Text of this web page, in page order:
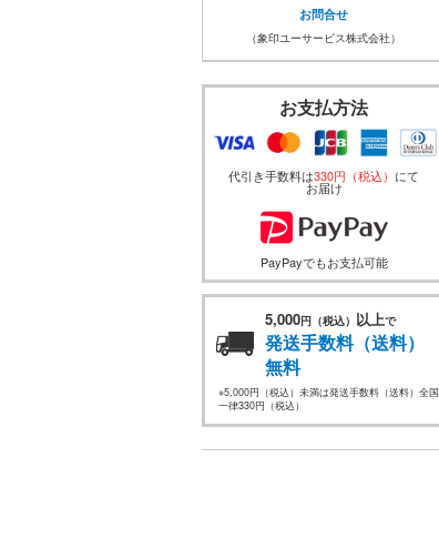
お問合せ
（象印ユーサービス株式会社）
お支払方法
代引き手数料は330円（税込） にて
お届け
PayPayでもお支払可能
5,000円（税込） 以上で
発送手数料（送料）
無料
※5,000円（税込）未満は発送手数料（送料）全国
一律330円（税込）